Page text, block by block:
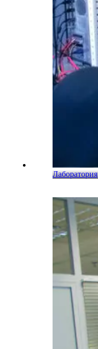
Лаборатория